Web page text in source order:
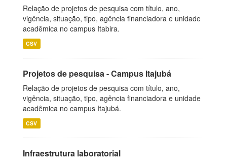
Relação de projetos de pesquisa com título, ano,
vigência, situação, tipo, agência financiadora e unidade
acadêmica no campus Itabira.
CSV
Projetos de pesquisa - Campus Itajubá
Relação de projetos de pesquisa com título, ano,
vigência, situação, tipo, agência financiadora e unidade
acadêmica no campus Itajubá.
CSV
Infraestrutura laboratorial